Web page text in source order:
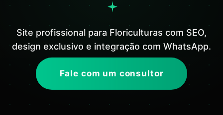
Site profissional para Floriculturas com SEO,
design exclusivo e integração com WhatsApp.
Fale com um consultor